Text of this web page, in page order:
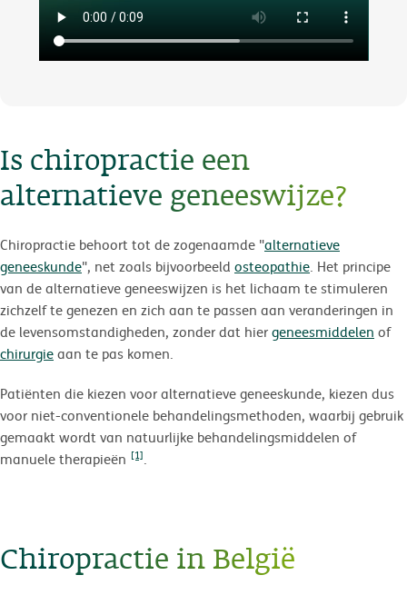
Is chiropractie een
alternatieve geneeswijze?
Chiropractie behoort tot de zogenaamde "alternatieve
geneeskunde", net zoals bijvoorbeeld osteopathie. Het principe
van de alternatieve geneeswijzen is het lichaam te stimuleren
zichzelf te genezen en zich aan te passen aan veranderingen in
de levensomstandigheden, zonder dat hiergeneesmiddelen of
chirurgieaan te pas komen.
Patiënten die kiezen voor alternatieve geneeskunde, kiezen dus
voor niet-conventionele behandelingsmethoden, waarbij gebruik
gemaakt wordt van natuurlijke behandelingsmiddelen of
manuele therapieën [1].
Chiropractie in België